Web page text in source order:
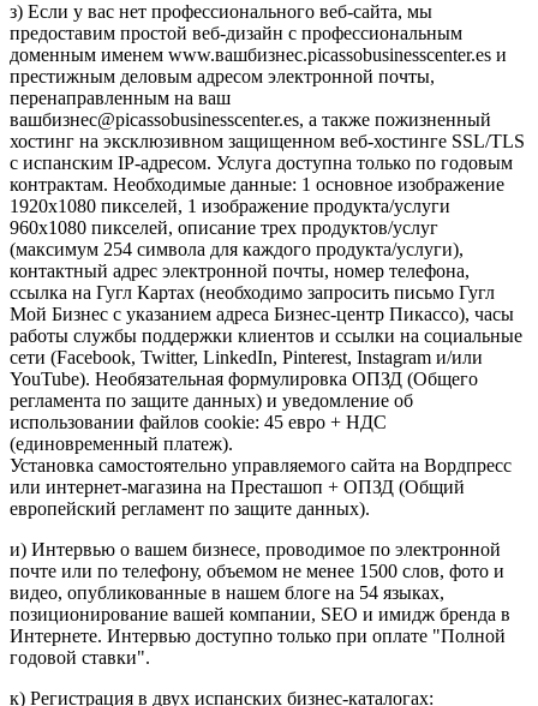
з) Если у вас нет профессионального веб-сайта, мы
предоставим простой веб-дизайн с профессиональным
доменным именем www.вашбизнес.picassobusinesscenter.es и
престижным деловым адресом электронной почты,
перенаправленным на ваш
вашбизнес@picassobusinesscenter.es, а также пожизненный
хостинг на эксклюзивном защищенном веб-хостинге SSL/TLS
с испанским IP-адресом. Услуга доступна только по годовым
контрактам. Необходимые данные: 1 основное изображение
1920x1080 пикселей, 1 изображение продукта/услуги
960x1080 пикселей, описание трех продуктов/услуг
(максимум 254 символа для каждого продукта/услуги),
контактный адрес электронной почты, номер телефона,
ссылка на Гугл Картах (необходимо запросить письмо Гугл
Мой Бизнес с указанием адреса Бизнес-центр Пикассо), часы
работы службы поддержки клиентов и ссылки на социальные
сети (Facebook, Twitter, LinkedIn, Pinterest, Instagram и/или
YouTube). Необязательная формулировка ОПЗД (Общего
регламента по защите данных) и уведомление об
использовании файлов cookie: 45 евро + НДС
(единовременный платеж).
Установка самостоятельно управляемого сайта на Вордпресс
или интернет-магазина на Престашоп + ОПЗД (Общий
европейский регламент по защите данных).
и) Интервью о вашем бизнесе, проводимое по электронной
почте или по телефону, объемом не менее 1500 слов, фото и
видео, опубликованные в нашем блоге на 54 языках,
позиционирование вашей компании, SEO и имидж бренда в
Интернете. Интервью доступно только при оплате "Полной
годовой ставки".
к) Регистрация в двух испанских бизнес-каталогах: